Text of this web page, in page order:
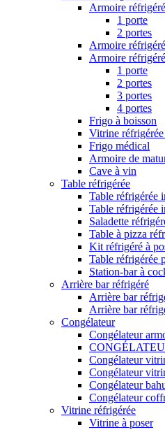
Armoire
1 porte
2 portes
Armoire
Armoire
1 porte
2 portes
3 portes
4 portes
Frigo à boisson
Vitrine
Frigo médical
Armoire de
Cave à vin
Table réfrigérée
Table réfrigérée
Table réfrigérée
Saladette
Table à pizza
Kit réfrigéré à
Table réfrigérée
Station-bar à
Arrière bar réfrigéré
Arrière bar
Arrière bar
Congélateur
Congélateur
Congélateur
Congélateur
Congélateur
Congélateur
Vitrine réfrigérée
Vitrine à poser